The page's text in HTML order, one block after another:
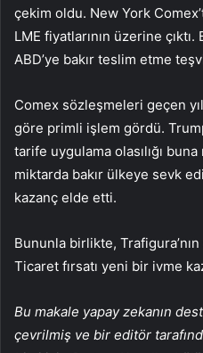
çekim oldu. New York
LME fiyatlarının üzerine
ABD’ye bakır teslim etme
Comex sözleşmeleri geçen
göre primli işlem gördü.
tarife uygulama olasılığı
miktarda bakır ülkeye sevk
kazanç elde etti.
Bununla birlikte,
Ticaret fırsatı yeni bir ivme
Bu makale yapay zekanın
çevrilmiş ve bir editör